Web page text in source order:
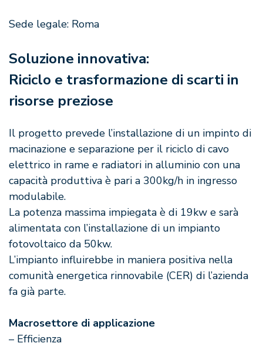
Sede legale: Roma
Soluzione innovativa:
Riciclo e trasformazione di scarti in
risorse preziose
Il progetto prevede l’installazione di un impinto di
macinazione e separazione per il riciclo di cavo
elettrico in rame e radiatori in alluminio con una
capacità produttiva è pari a 300kg/h in ingresso
modulabile.
La potenza massima impiegata è di 19kw e sarà
alimentata con l’installazione di un impianto
fotovoltaico da 50kw.
L’impianto influirebbe in maniera positiva nella
comunità energetica rinnovabile (CER) di l’azienda
fa già parte.
Macrosettore di applicazione
– Efficienza